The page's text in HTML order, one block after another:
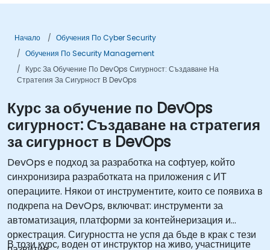
Начало
Обучения По Cyber Security
Обучения По Security Management
Курс За Обучение По DevOps Сигурност: Създаване На
Стратегия За Сигурност В DevOps
Курс за обучение по DevOps
сигурност: Създаване на стратегия
за сигурност в DevOps
DevOps е подход за разработка на софтуер, който
синхронизира разработката на приложения с ИТ
операциите. Някои от инструментите, които се появиха в
подкрепа на DevOps, включват: инструменти за
автоматизация, платформи за контейнеризация и
оркестрация. Сигурността не успя да бъде в крак с тези
В този курс, воден от инструктор на живо, участниците